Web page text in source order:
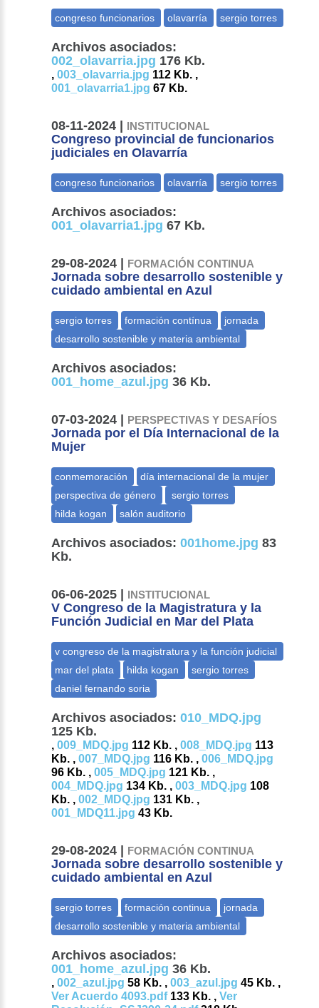
Archivos asociados:
002_olavarria.jpg 176 Kb.
,003_olavarria.jpg 112 Kb. ,
001_olavarria1.jpg 67 Kb.
08-11-2024 | INSTITUCIONAL
Congreso provincial de funcionarios
judiciales en Olavarría
Archivos asociados:
001_olavarria1.jpg 67 Kb.
29-08-2024 | FORMACIÓN CONTINUA
Jornada sobre desarrollo sostenible y
cuidado ambiental en Azul
Archivos asociados:
001_home_azul.jpg 36 Kb.
07-03-2024 | PERSPECTIVAS Y DESAFÍOS
Jornada por el Día Internacional de la
Mujer
Archivos asociados: 001home.jpg 83
Kb.
06-06-2025 | INSTITUCIONAL
V Congreso de la Magistratura y la
Función Judicial en Mar del Plata
Archivos asociados: 010_MDQ.jpg
125 Kb.
,009_MDQ.jpg 112 Kb. ,008_MDQ.jpg 113
Kb. ,007_MDQ.jpg 116 Kb. ,006_MDQ.jpg
96 Kb. ,005_MDQ.jpg 121 Kb. ,
004_MDQ.jpg 134 Kb. ,003_MDQ.jpg 108
Kb. ,002_MDQ.jpg 131 Kb. ,
001_MDQ11.jpg 43 Kb.
29-08-2024 | FORMACIÓN CONTINUA
Jornada sobre desarrollo sostenible y
cuidado ambiental en Azul
Archivos asociados:
001_home_azul.jpg 36 Kb.
,002_azul.jpg 58 Kb. ,003_azul.jpg 45 Kb. ,
Ver Acuerdo 4093.pdf133 Kb. ,Ver